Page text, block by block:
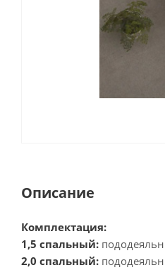
Описание
Комплектация:
1,5 спальный:
2,0 спальный: